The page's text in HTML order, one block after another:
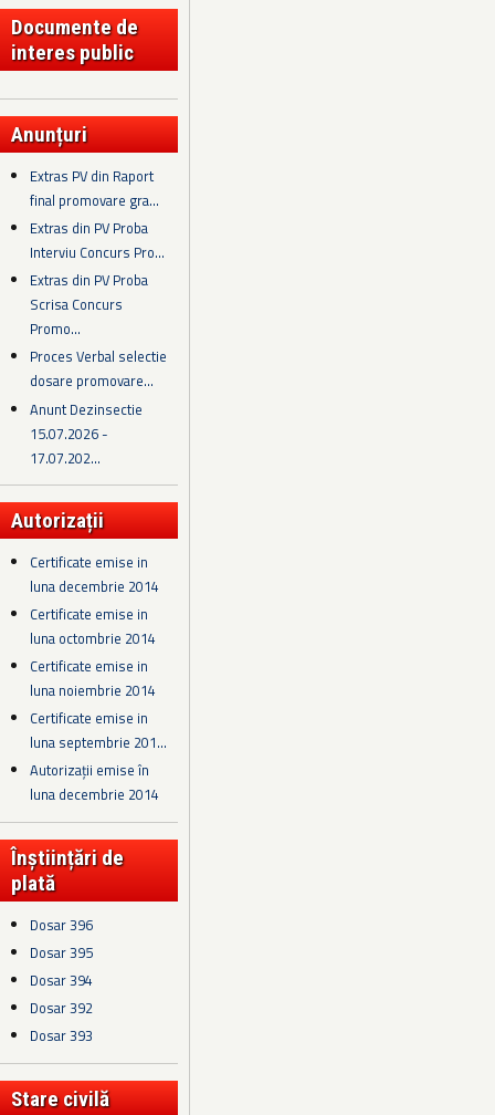
Documente de
interes public
Anunțuri
Extras PV din Raport
final promovare gra...
Extras din PV Proba
Interviu Concurs Pro...
Extras din PV Proba
Scrisa Concurs
Promo...
Proces Verbal selectie
dosare promovare...
Anunt Dezinsectie
15.07.2026 -
17.07.202...
Autorizații
Certificate emise in
luna decembrie 2014
Certificate emise in
luna octombrie 2014
Certificate emise in
luna noiembrie 2014
Certificate emise in
luna septembrie 201...
Autorizații emise în
luna decembrie 2014
Înștiințări de
plată
Dosar 396
Dosar 395
Dosar 394
Dosar 392
Dosar 393
Stare civilă